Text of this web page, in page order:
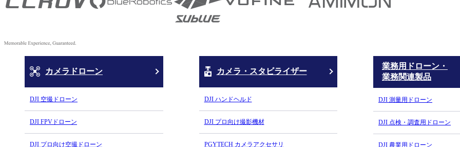
カメラドローン
DJI 空撮ドローン
DJI FPVドローン
DJI プロ向け空撮ドローン
カメラ・スタビライザー
DJI ハンドヘルド
DJI プロ向け撮影機材
PGYTECH カメラアクセサリ
業務用ドローン・
業務関連製品
DJI 測量用ドローン
DJI 点検・調査用ドローン
DJI 農業用ドローン